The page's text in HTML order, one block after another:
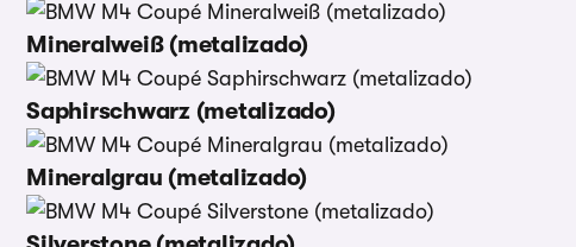
Mineralweiß (metalizado)
Saphirschwarz (metalizado)
Mineralgrau (metalizado)